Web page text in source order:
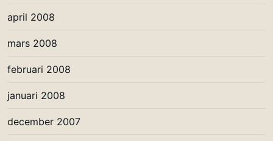
april 2008
mars 2008
februari 2008
januari 2008
december 2007